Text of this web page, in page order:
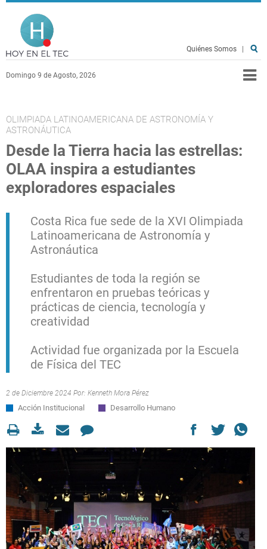
Pasar al contenido principal
Domingo 9 de Agosto, 2026
Quiénes Somos
OLIMPIADA LATINOAMERICANA DE ASTRONOMÍA Y
ASTRONÁUTICA
Desde la Tierra hacia las estrellas:
OLAA inspira a estudiantes
exploradores espaciales
Costa Rica fue sede de la XVI Olimpiada
Latinoamericana de Astronomía y
Astronáutica
Estudiantes de toda la región se
enfrentaron en pruebas teóricas y
prácticas de ciencia, tecnología y
creatividad
Actividad fue organizada por la Escuela
de Física del TEC
2 de Diciembre 2024 Por: Kenneth Mora Pérez
Acción Institucional Desarrollo Humano